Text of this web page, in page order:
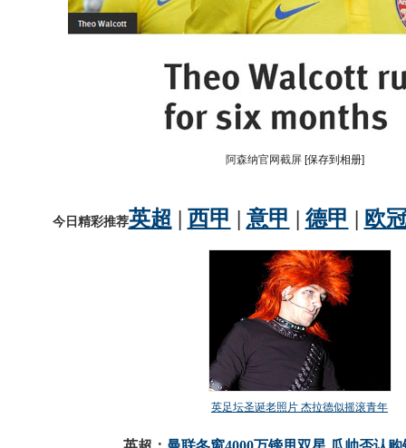
阿森纳官网截屏 [保存到相册]